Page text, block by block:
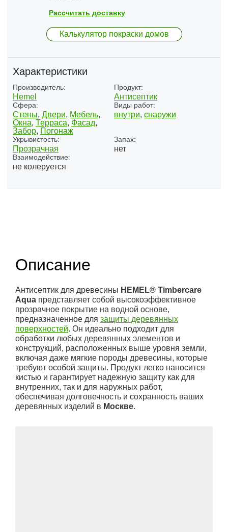
Рассчитать доставку
Калькулятор покраски домов
Характеристики
Производитель:
Hemel
Продукт:
Антисептик
Сфера:
Стены, Двери, Мебель,
Окна, Терраса, Фасад,
Забор, Погонаж
Виды работ:
внутри, снаружи
Укрывистость:
Прозрачная
Запах:
нет
Взаимодействие:
не колеруется
Описание
Антисептик для древесины HEMEL® Timbercare
Aqua представляет собой высокоэффективное
прозрачное покрытие на водной основе,
предназначенное для защиты деревянных
поверхностей. Он идеально подходит для
обработки любых деревянных элементов и
конструкций, расположенных выше уровня земли,
включая даже мягкие породы древесины, которые
требуют особой защиты. Продукт легко наносится
кистью и гарантирует надежную защиту как для
внутренних, так и для наружных работ,
обеспечивая долговечность и сохранность ваших
деревянных изделий в Москве.